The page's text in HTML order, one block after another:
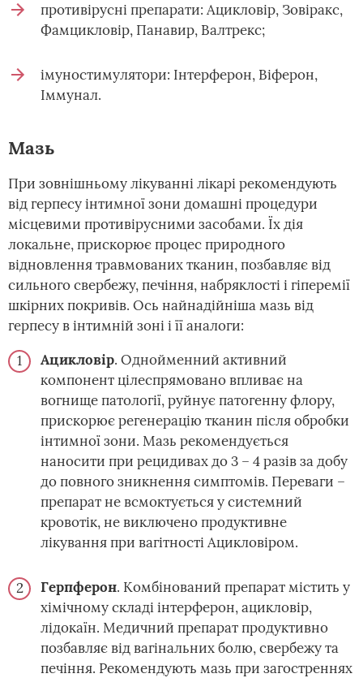
противірусні препарати: Ацикловір, Зовіракс,
Фамцикловір, Панавир, Валтрекс;
імуностимулятори: Інтерферон, Віферон,
Іммунал.
Мазь
При зовнішньому лікуванні лікарі рекомендують
від герпесу інтимної зони домашні процедури
місцевими противірусними засобами. Їх дія
локальне, прискорює процес природного
відновлення травмованих тканин, позбавляє від
сильного свербежу, печіння, набряклості і гіперемії
шкірних покривів. Ось найнадійніша мазь від
герпесу в інтимній зоні і її аналоги:
Ацикловір. Однойменний активний
компонент цілеспрямовано впливає на
вогнище патології, руйнує патогенну флору,
прискорює регенерацію тканин після обробки
інтимної зони. Мазь рекомендується
наносити при рецидивах до 3 – 4 разів за добу
до повного зникнення симптомів. Переваги –
препарат не всмоктується у системний
кровотік, не виключено продуктивне
лікування при вагітності Ацикловіром.
Герпферон. Комбінований препарат містить у
хімічному складі інтерферон, ацикловір,
лідокаїн. Медичний препарат продуктивно
позбавляє від вагінальних болю, свербежу та
печіння. Рекомендують мазь при загостреннях